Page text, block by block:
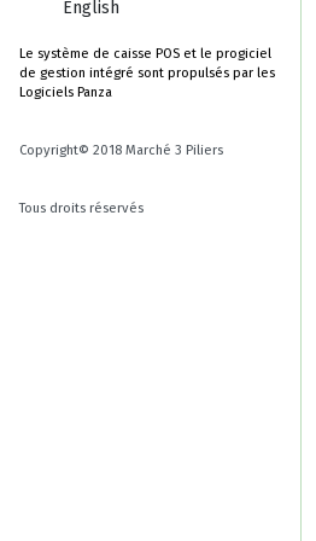
English
Le système de caisse POS et le progiciel
de gestion intégré sont propulsés par les
Logiciels Panza
Copyright© 2018 Marché 3 Piliers
Tous droits réservés